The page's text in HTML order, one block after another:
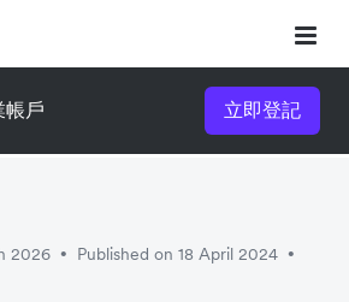
帳戶 立即登記
2026 • Published on 18 April 2024 •
體驗短片
片：